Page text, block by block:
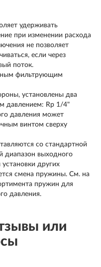
удерживать
при изменении расхода
не позволяет
если через
поток.
фильтрующим
установлены два
давлением: Rp 1/4"
давления может
винтом сверху
со стандартной
диапазон выходного
других
смена пружины. См. на
пружин для
давления.
или